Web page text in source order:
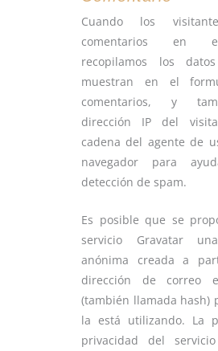
Cuando los
comentarios en
recopilamos los
muestran en el
comentarios, y
dirección IP del
cadena del agente de
navegador para
detección de spam.
Es posible que se
servicio Gravatar
anónima creada a
dirección de correo
(también llamada hash)
la está utilizando. La
privacidad del